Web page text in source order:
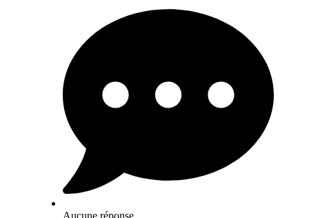
Aucune réponse